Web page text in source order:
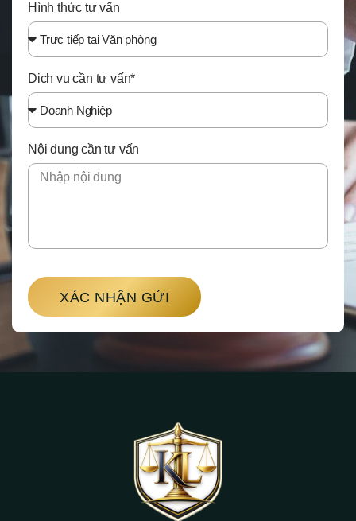
Hình thức tư vấn
Dịch vụ cần tư vấn*
Nội dung cần tư vấn
XÁC NHẬN GỬI